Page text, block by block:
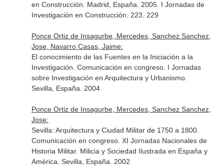
en Construcción. Madrid, España. 2005. I Jornadas de
Investigación en Construcción. 223. 229
Ponce Ortiz de Insagurbe, Mercedes, Sanchez Sanchez,
Jose, Navarro Casas, Jaime:
El conocimiento de las Fuentes en la Iniciación a la
Investigación. Comunicación en congreso. I Jornadas
sobre Investigación en Arquitectura y Urbanismo.
Sevilla, España. 2004
Ponce Ortiz de Insagurbe, Mercedes, Sanchez Sanchez,
Jose:
Sevilla: Arquitectura y Ciudad Militar de 1750 a 1800.
Comunicación en congreso. XI Jornadas Nacionales de
Historia Militar. Milicia y Sociedad Ilustrada en España y
América. Sevilla, España. 2002